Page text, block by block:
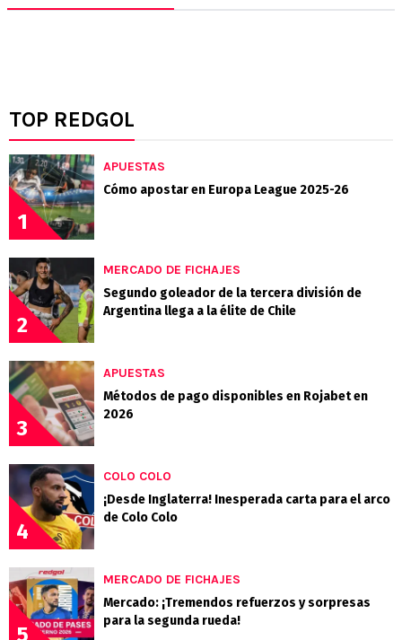
TOP REDGOL
1
APUESTAS
Cómo apostar en Europa League 2025-26
2
MERCADO DE FICHAJES
Segundo goleador de la tercera división de
Argentina llega a la élite de Chile
3
APUESTAS
Métodos de pago disponibles en Rojabet en
2026
4
COLO COLO
¡Desde Inglaterra! Inesperada carta para el arco
de Colo Colo
5
MERCADO DE FICHAJES
Mercado: ¡Tremendos refuerzos y sorpresas
para la segunda rueda!